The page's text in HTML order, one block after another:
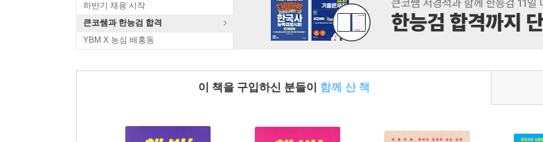
하반기 채용 시작
큰코쌤과 한능검 합격
YBM X 농심 배홍동
이 책을 구입하신 분들이 함께 산 책